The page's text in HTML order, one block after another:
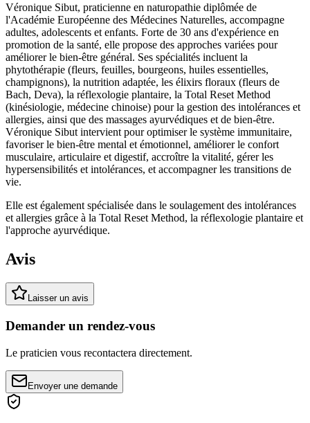
Véronique Sibut, praticienne en naturopathie diplômée de
l'Académie Européenne des Médecines Naturelles, accompagne
adultes, adolescents et enfants. Forte de 30 ans d'expérience en
promotion de la santé, elle propose des approches variées pour
améliorer le bien-être général. Ses spécialités incluent la
phytothérapie (fleurs, feuilles, bourgeons, huiles essentielles,
champignons), la nutrition adaptée, les élixirs floraux (fleurs de
Bach, Deva), la réflexologie plantaire, la Total Reset Method
(kinésiologie, médecine chinoise) pour la gestion des intolérances et
allergies, ainsi que des massages ayurvédiques et de bien-être.
Véronique Sibut intervient pour optimiser le système immunitaire,
favoriser le bien-être mental et émotionnel, améliorer le confort
musculaire, articulaire et digestif, accroître la vitalité, gérer les
hypersensibilités et intolérances, et accompagner les transitions de
vie.
Elle est également spécialisée dans le soulagement des intolérances
et allergies grâce à la Total Reset Method, la réflexologie plantaire et
l'approche ayurvédique.
Avis
Laisser un avis
Demander un rendez-vous
Le praticien vous recontactera directement.
Envoyer une demande